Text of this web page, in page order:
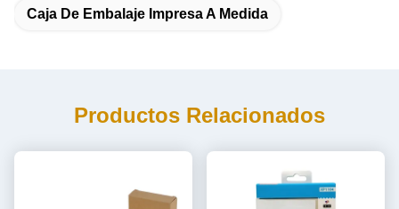
Caja De Embalaje Impresa A Medida
Productos Relacionados